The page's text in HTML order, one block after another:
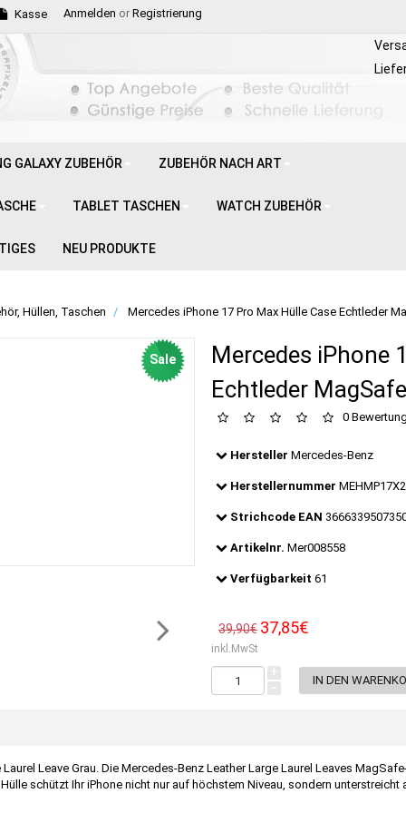
Kasse Anmelden or Registrierung
GALAXY ZUBEHÖR ZUBEHÖR NACH ART
TABLET TASCHEN WATCH ZUBEHÖR
NEU PRODUKTE
Hüllen, Taschen Mercedes iPhone 17 Pro Max Hülle Case Echtleder
Sale
Mercedes iPhone
Echtleder
0
Hersteller Mercedes-Benz
Herstellernummer
Strichcode EAN
Artikelnr. Mer008558
Verfügbarkeit 61
39,90€ 37,85€
inkl.MwSt
Leave Grau. Die Mercedes-Benz Leather Large Laurel Leaves
schützt Ihr iPhone nicht nur auf höchstem Niveau, sondern